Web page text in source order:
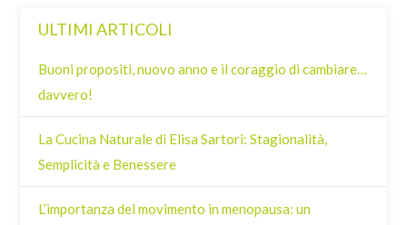
ULTIMI ARTICOLI
Buoni propositi, nuovo anno e il coraggio di cambiare…
davvero!
La Cucina Naturale di Elisa Sartori: Stagionalità,
Semplicità e Benessere
L’importanza del movimento in menopausa: un